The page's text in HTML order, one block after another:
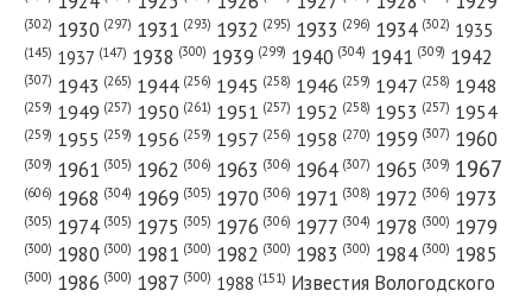
№ 168 от июля 1930 года — «Красный Север»
(302) 1930 (297) 1931 (293) 1932 (295) 1933 (296) 1934 (302) 1935
(145) 1937 (147) 1938 (300) 1939 (299) 1940 (304) 1941 (309) 1942
(307) 1943 (265) 1944 (256) 1945 (258) 1946 (259) 1947 (258) 1948
(259) 1949 (257) 1950 (261) 1951 (257) 1952 (258) 1953 (257) 1954
(259) 1955 (259) 1956 (259) 1957 (256) 1958 (270) 1959 (307) 1960
(309) 1961 (305) 1962 (306) 1963 (306) 1964 (307) 1965 (309) 1967
(606) 1968 (304) 1969 (305) 1970 (306) 1971 (308) 1972 (306) 1973
(305) 1974 (305) 1975 (305) 1976 (306) 1977 (304) 1978 (300) 1979
(300) 1980 (300) 1981 (300) 1982 (300) 1983 (300) 1984 (300) 1985
(300) 1986 (300) 1987 (300) 1988 (151) Известия Вологодского